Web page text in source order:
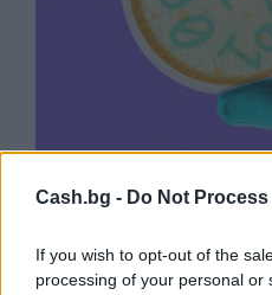
Cash.bg - Do Not
If you wish to opt-out of the
processing of your personal or
Изкуствен
07.08.2026 / 15:30